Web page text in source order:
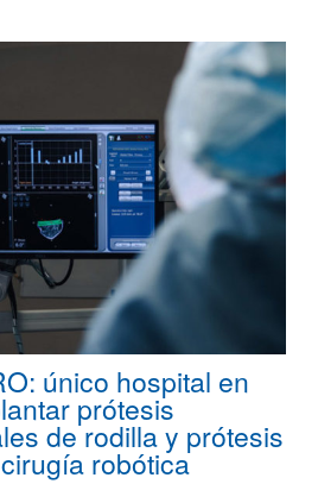
único hospital en
prótesis
de rodilla y prótesis
robótica